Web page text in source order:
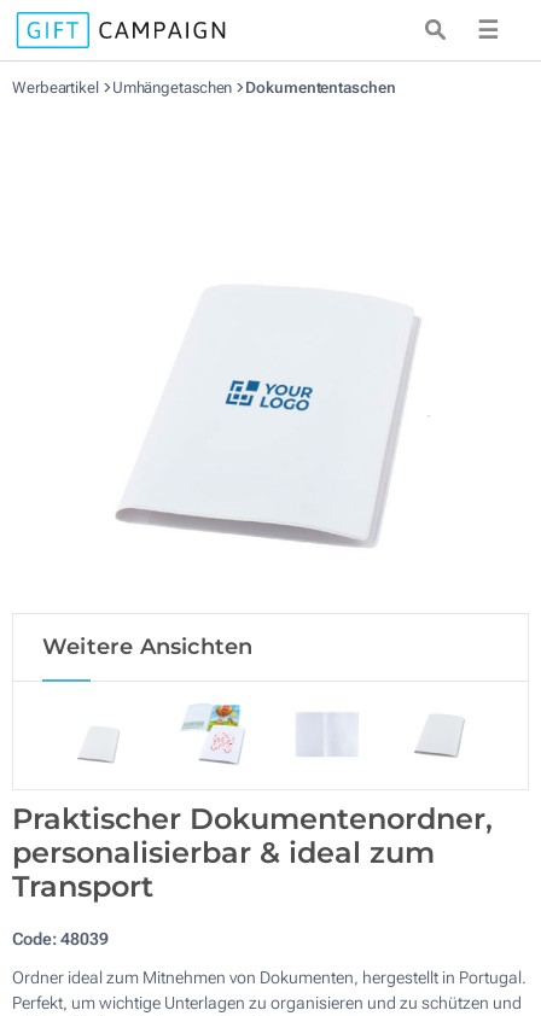
☰
Werbeartikel Umhängetaschen Dokumententaschen
Weitere Ansichten
Praktischer Dokumentenordner,
personalisierbar & ideal zum
Transport
Code:48039
Ordner ideal zum Mitnehmen von Dokumenten, hergestellt in Portugal.
Perfekt, um wichtige Unterlagen zu organisieren und zu schützen und